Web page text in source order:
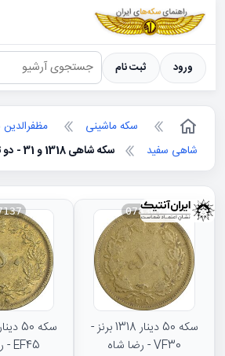
سکه ها ؛ راهنمای سکه شناسی
ورود ثبت نام
سکه ماشینی
مظفرالدین
شاهی سفید
سکه شاهی 1318 و 31 - دو تاریخ - مظفر الدین شاه
078367
سکه 50 دینار 1318 برنز -
VF30 - رضا شاه
EF45 - رضا شاه